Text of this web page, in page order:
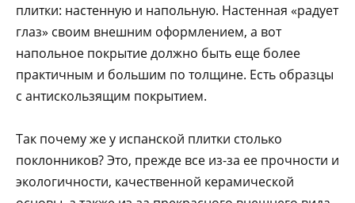
плитки: настенную и напольную. Настенная «радует
глаз» своим внешним оформлением, а вот
напольное покрытие должно быть еще более
практичным и большим по толщине. Есть образцы
с антискользящим покрытием.
Так почему же у испанской плитки столько
поклонников? Это, прежде все из-за ее прочности и
экологичности, качественной керамической